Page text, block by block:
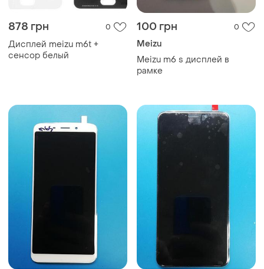
878 грн 0
Дисплей meizu m6t +
сенсор белый
100 грн 0
Meizu
Meizu m6 s дисплей в
рамке